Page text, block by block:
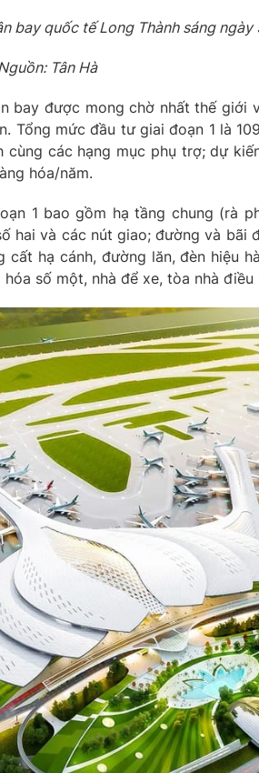
bay quốc tế Long Thành sáng ngày
Tân Hà
bay được mong chờ nhất thế
mức đầu tư giai đoạn 1 là
các hạng mục phụ trợ; dự
hóa/năm.
1 bao gồm hạ tầng chung (rà
hai và các nút giao; đường và bãi
hạ cánh, đường lăn, đèn hiệu
số một, nhà để xe, tòa nhà